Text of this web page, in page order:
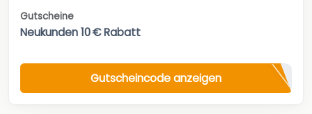
Gutscheine
Neukunden 10 € Rabatt
Gutscheincode anzeigen